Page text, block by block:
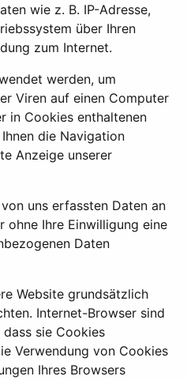
wie z. B. IP-Adresse,
über Ihren
zum Internet.
werden, um
Viren auf einen Computer
in Cookies enthaltenen
die Navigation
Anzeige unserer
uns erfassten Daten an
Ihre Einwilligung eine
Daten
Website grundsätzlich
Internet-Browser sind
sie Cookies
Verwendung von Cookies
Ihres Browsers